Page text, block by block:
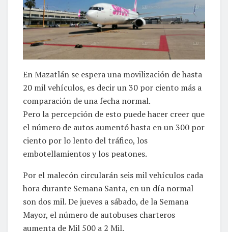
En Mazatlán se espera una movilización de hasta
20 mil vehículos, es decir un 30 por ciento más a
comparación de una fecha normal.
Pero la percepción de esto puede hacer creer que
el número de autos aumentó hasta en un 300 por
ciento por lo lento del tráfico, los
embotellamientos y los peatones.
Por el malecón circularán seis mil vehículos cada
hora durante Semana Santa, en un día normal
son dos mil. De jueves a sábado, de la Semana
Mayor, el número de autobuses charteros
aumenta de Mil 500 a 2 Mil.